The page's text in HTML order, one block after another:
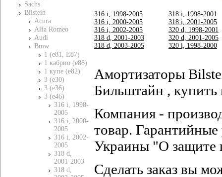
Sachs
Bilstein
Acura
Alfa Romeo
Audi
Bmw
1 (e81, E87)
1 кабрио (e88)
1 купе (e82)
3 (e30)
3 (e36)
3 (e46)
316 i, 1998-
2005
316 i, 2000-
2005
316 i, 2002-
2005
318 d,
2001-2003
318 d,
316 i, 1998-2005
316 i, 2000-2005
316 i, 2002-2005
318 d, 2001-2003
318 d, 2003-2005
318 i, 1998-2001
318 i, 2001-2005
320 d, 1998-2001
320 d, 2001-2005
320 i, 1998-2000
Амортизаторы
Бильштайн , купить
Компания -
товар. Гарантийные
Украины "О защите
Сделать заказ вы